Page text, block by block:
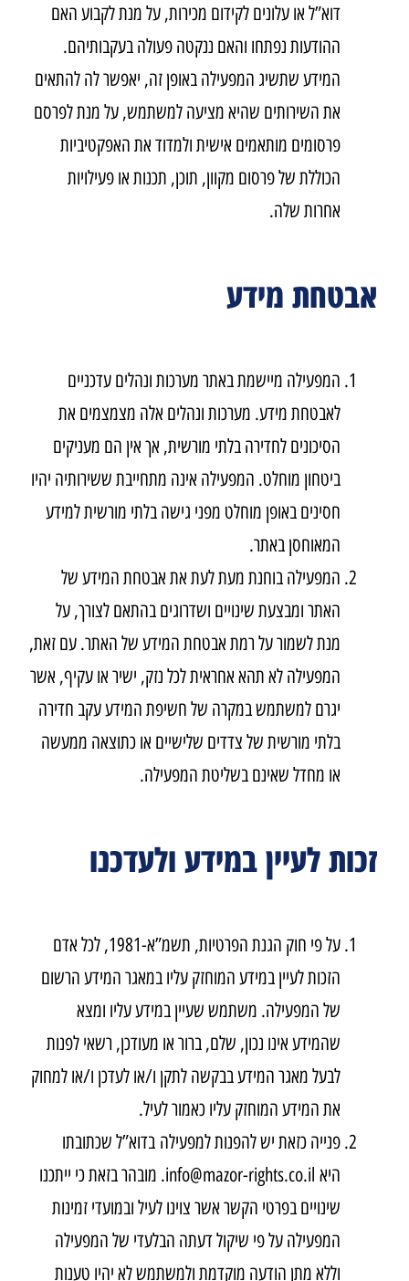
דוא”ל או עלונים לקידום מכירות, על מנת לקבוע האם
ההודעות נפתחו והאם ננקטה פעולה בעקבותיהם.
המידע שתשיג המפעילה באופן זה, יאפשר לה להתאים
את השירותים שהיא מציעה למשתמש, על מנת לפרסם
פרסומים מותאמים אישית ולמדוד את האפקטיביות
הכוללת של פרסום מקוון, תוכן, תכנות או פעילויות
אחרות שלה.
אבטחת מידע
המפעילה מיישמת באתר מערכות ונהלים עדכניים
לאבטחת מידע. מערכות ונהלים אלה מצמצמים את
הסיכונים לחדירה בלתי מורשית, אך אין הם מעניקים
ביטחון מוחלט. המפעילה אינה מתחייבת ששירותיה יהיו
חסינים באופן מוחלט מפני גישה בלתי מורשית למידע
המאוחסן באתר.
המפעילה בוחנת מעת לעת את אבטחת המידע של
האתר ומבצעת שינויים ושדרוגים בהתאם לצורך, על
מנת לשמור על רמת אבטחת המידע של האתר. עם זאת,
המפעילה לא תהא אחראית לכל נזק, ישיר או עקיף, אשר
יגרם למשתמש במקרה של חשיפת המידע עקב חדירה
בלתי מורשית של צדדים שלישיים או כתוצאה ממעשה
או מחדל שאינם בשליטת המפעילה.
זכות לעיין במידע ולעדכנו
על פי חוק הגנת הפרטיות, תשמ”א-1981, לכל אדם
הזכות לעיין במידע המוחזק עליו במאגר המידע הרשום
של המפעילה. משתמש שעיין במידע עליו ומצא
שהמידע אינו נכון, שלם, ברור או מעודכן, רשאי לפנות
לבעל מאגר המידע בבקשה לתקן ו/או לעדכן ו/או למחוק
את המידע המוחזק עליו כאמור לעיל.
פנייה כזאת יש להפנות למפעילה בדוא”ל שכתובתו
היא info@mazor-rights.co.il. מובהר בזאת כי ייתכנו
שינויים בפרטי הקשר אשר צוינו לעיל ובמועדי זמינות
המפעילה על פי שיקול דעתה הבלעדי של המפעילה
וללא מתן הודעה מוקדמת ולמשתמש לא יהיו טענות